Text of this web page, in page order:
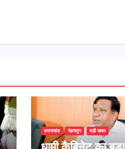
उत्तराखंड देहरादून बड़ी खबर